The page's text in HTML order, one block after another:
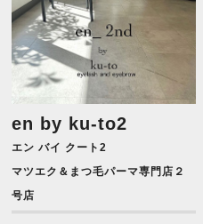
en by ku-to2
エン バイ クート2
マツエク＆まつ毛パーマ専門店２
号店